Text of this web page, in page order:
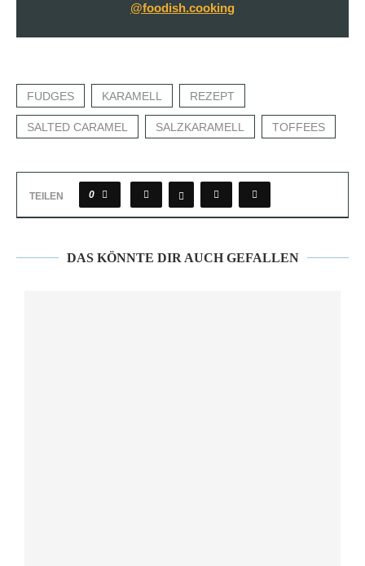
@foodish.cooking
FUDGES KARAMELL REZEPT
SALTED CARAMEL SALZKARAMELL TOFFEES
TEILEN 0
DAS KÖNNTE DIR AUCH GEFALLEN